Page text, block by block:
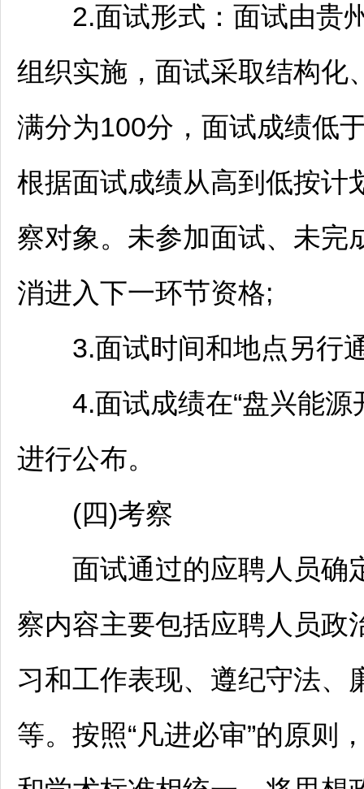
2.面试形式：面试由贵州
组织实施，面试采取结构化
满分为100分，面试成绩低
根据面试成绩从高到低按计
察对象。未参加面试、未完
消进入下一环节资格;
3.面试时间和地点另行
4.面试成绩在“盘兴能源
进行公布。
(四)考察
面试通过的应聘人员确
察内容主要包括应聘人员政
习和工作表现、遵纪守法、
等。按照“凡进必审”的原则